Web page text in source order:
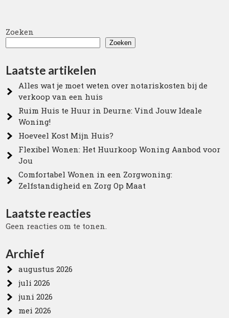
Zoeken
Zoeken
Laatste artikelen
Alles wat je moet weten over notariskosten bij de
verkoop van een huis
Ruim Huis te Huur in Deurne: Vind Jouw Ideale
Woning!
Hoeveel Kost Mijn Huis?
Flexibel Wonen: Het Huurkoop Woning Aanbod voor
Jou
Comfortabel Wonen in een Zorgwoning:
Zelfstandigheid en Zorg Op Maat
Laatste reacties
Geen reacties om te tonen.
Archief
augustus 2026
juli 2026
juni 2026
mei 2026